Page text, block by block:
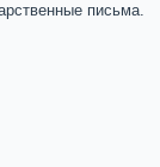
письма.